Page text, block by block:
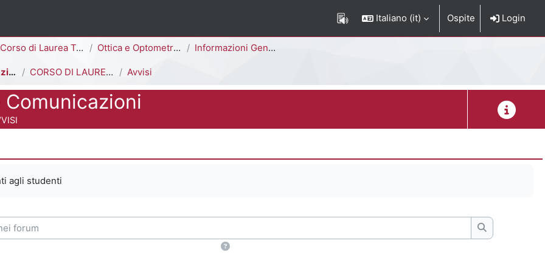
Italiano ‎(it)‎ Ospite Login
Corso di Laurea Triennale Ottica e Optometria [E3006Q - E3002Q] Informazioni Generali del Corso di Studi
Avvisi e Comunicazioni CORSO DI LAUREA IN OTTICA E OPTOMETRIA Avvisi
Comunicazioni
corso
agli studenti
Cerca nei